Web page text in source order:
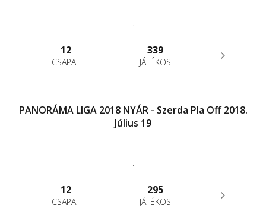
.
12
CSAPAT
339
JÁTÉKOS
PANORÁMA LIGA 2018 NYÁR - Szerda Pla Off 2018.
Július 19
.
12
CSAPAT
295
JÁTÉKOS